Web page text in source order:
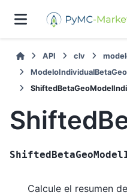
API clv
Calcule el resumen